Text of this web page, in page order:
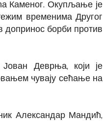
Каменог. Окупљање је
временима Другог
допринос борби против
Деврња, који је
чувају сећање на
Александар Мандић,